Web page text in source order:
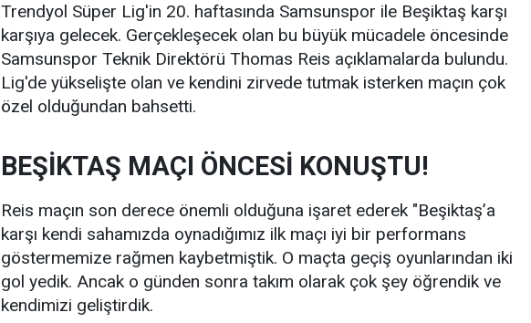
Trendyol Süper Lig'in 20. haftasında Samsunspor ile Beşiktaş karşı
karşıya gelecek. Gerçekleşecek olan bu büyük mücadele öncesinde
Samsunspor Teknik Direktörü Thomas Reis açıklamalarda bulundu.
Lig'de yükselişte olan ve kendini zirvede tutmak isterken maçın çok
özel olduğundan bahsetti.
BEŞİKTAŞ MAÇI ÖNCESİ KONUŞTU!
Reis maçın son derece önemli olduğuna işaret ederek "Beşiktaş’a
karşı kendi sahamızda oynadığımız ilk maçı iyi bir performans
göstermemize rağmen kaybetmiştik. O maçta geçiş oyunlarından iki
gol yedik. Ancak o günden sonra takım olarak çok şey öğrendik ve
kendimizi geliştirdik.